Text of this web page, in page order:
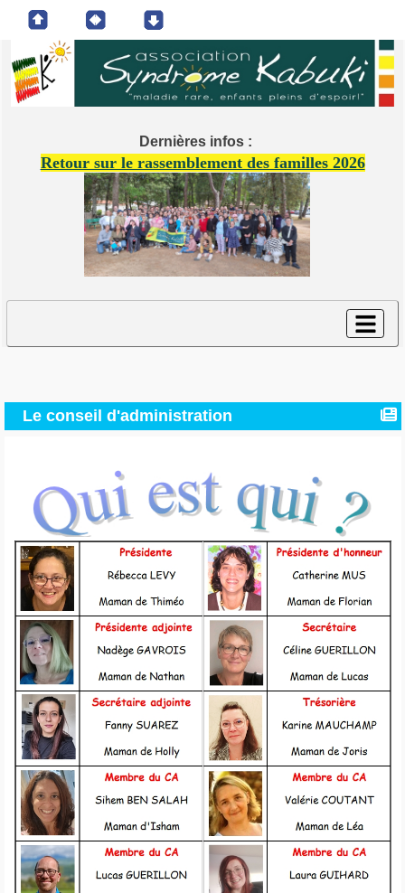
Dernières infos :
Retour sur le rassemblement des familles 2026
Le conseil d'administration